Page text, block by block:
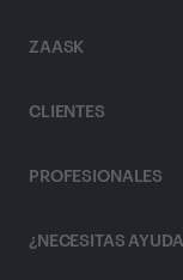
ZAASK
CLIENTES
PROFESIONALES
¿NECESITAS